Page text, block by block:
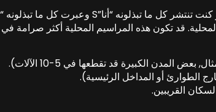
قد تكون هذه المراسيم المحلية أكثر صرامة
الكبيرة قد تقطعها في 5-10 الآلات).
الطوارئ أو المداخل الرئيسية).
القريبين.